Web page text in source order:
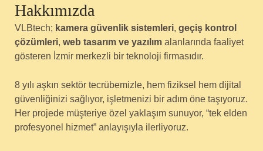
Hakkımızda
VLBtech; kamera güvenlik sistemleri, geçiş kontrol
çözümleri, web tasarım ve yazılım alanlarında faaliyet
gösteren İzmir merkezli bir teknoloji firmasıdır.
8 yılı aşkın sektör tecrübemizle, hem fiziksel hem dijital
güvenliğinizi sağlıyor, işletmenizi bir adım öne taşıyoruz.
Her projede müşteriye özel yaklaşım sunuyor, “tek elden
profesyonel hizmet” anlayışıyla ilerliyoruz.